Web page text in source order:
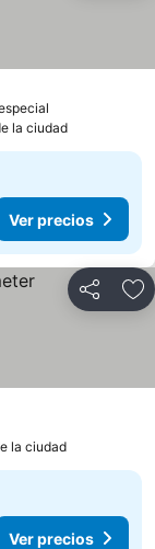
la ciudad
Ver precios
Compartir
la ciudad
Ver precios